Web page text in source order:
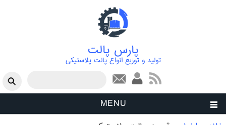
پارس پالت
تولید و توزیع انواع پالت پلاستیکی
فرم جستجو
MENU